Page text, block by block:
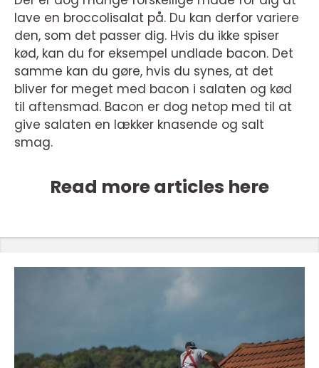
lave en broccolisalat på. Du kan derfor variere
den, som det passer dig. Hvis du ikke spiser
kød, kan du for eksempel undlade bacon. Det
samme kan du gøre, hvis du synes, at det
bliver for meget med bacon i salaten og kød
til aftensmad. Bacon er dog netop med til at
give salaten en lækker knasende og salt
smag.
Read more articles here